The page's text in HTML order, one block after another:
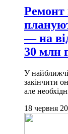
Ремонт
— на
30 млн
У
закінчити
але
18 червня